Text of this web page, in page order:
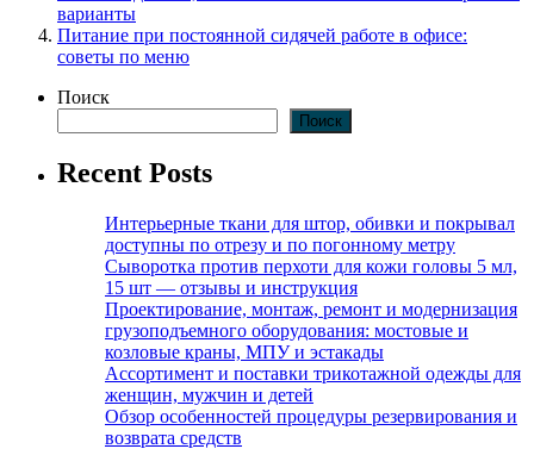
варианты
Питание при постоянной сидячей работе в офисе:
советы по меню
Поиск
Поиск
Recent Posts
Интерьерные ткани для штор, обивки и покрывал
доступны по отрезу и по погонному метру
Сыворотка против перхоти для кожи головы 5 мл,
15 шт — отзывы и инструкция
Проектирование, монтаж, ремонт и модернизация
грузоподъемного оборудования: мостовые и
козловые краны, МПУ и эстакады
Ассортимент и поставки трикотажной одежды для
женщин, мужчин и детей
Обзор особенностей процедуры резервирования и
возврата средств